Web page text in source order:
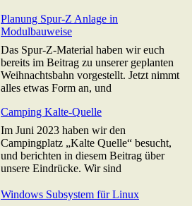
Planung Spur-Z Anlage in
Modulbauweise
Das Spur-Z-Material haben wir euch
bereits im Beitrag zu unserer geplanten
Weihnachtsbahn vorgestellt. Jetzt nimmt
alles etwas Form an, und
Camping Kalte-Quelle
Im Juni 2023 haben wir den
Campingplatz „Kalte Quelle“ besucht,
und berichten in diesem Beitrag über
unsere Eindrücke. Wir sind
Windows Subsystem für Linux